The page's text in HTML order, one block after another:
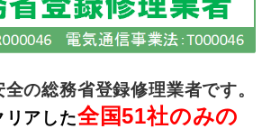
の総務省登録修理業者です。
リアした全国51社のみの